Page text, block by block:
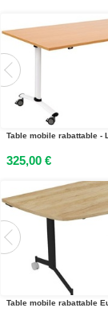
325,00 €